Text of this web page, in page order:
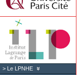
Le LPNHE